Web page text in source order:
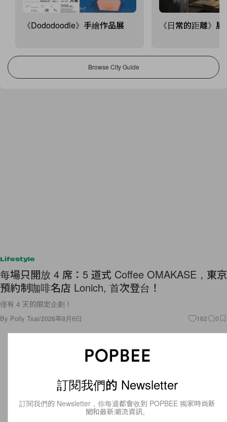
《Dododoodle》手繪作品展 《日常的距離》展
Browse City Guide
Lifestyle
每場只開放 4 席：5 道式 Coffee OMAKASE，東京
預約制咖啡名店 Lonich, 首次登台！
僅有 4 天的限定企劃！
By Polly Tsai/2026年8月6日 162 0
訂閱我們的 Newsletter
訂閱我們的 Newsletter，你每週都會收到 POPBEE 獨家時尚新
聞和最新潮流資訊。